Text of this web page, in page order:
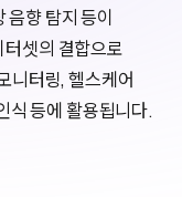
음향 탐지 등이
셋의 결합으로
니터링, 헬스케어
식 등에 활용됩니다.